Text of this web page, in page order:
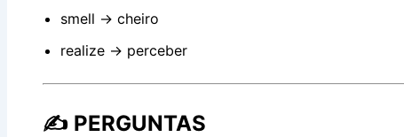
smell → cheiro
realize → perceber
✍️ PERGUNTAS